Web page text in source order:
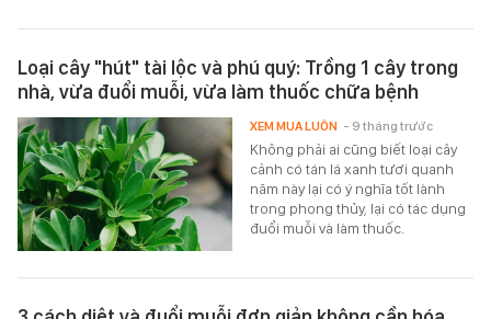
Loại cây "hút" tài lộc và phú quý: Trồng 1 cây trong
nhà, vừa đuổi muỗi, vừa làm thuốc chữa bệnh
Không phải ai cũng biết loại cây
cảnh có tán lá xanh tươi quanh
năm này lại có ý nghĩa tốt lành
trong phong thủy, lại có tác dụng
đuổi muỗi và làm thuốc.
XEM MUA LUÔN - 9 tháng trước